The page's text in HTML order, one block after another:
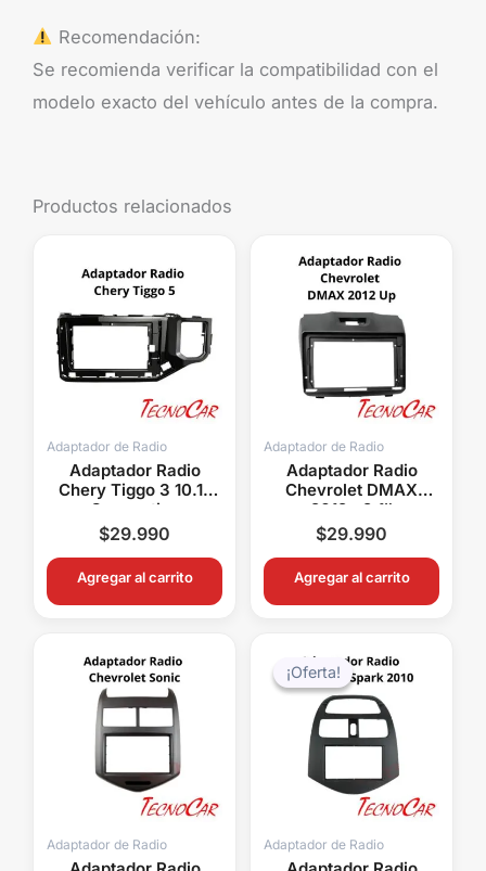
Recomendación:
Se recomienda verificar la compatibilidad con el
modelo exacto del vehículo antes de la compra.
Productos relacionados
Adaptador de Radio
Adaptador Radio
Chery Tiggo 3 10.1″
Connection
AMCE017T
$29.990
Agregar al carrito
Adaptador de Radio
Adaptador Radio
Chevrolet DMAX
2012+ 9.1″
Connection ACH-012N
$29.990
Agregar al carrito
Adaptador de Radio
¡Oferta!
¡Oferta!
Adaptador de Radio
precio
original
era:
$39.990.